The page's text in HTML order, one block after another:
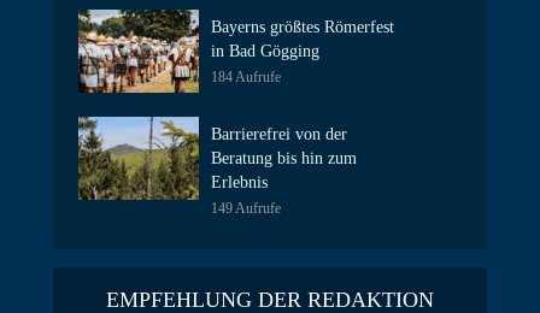
Bayerns größtes Römerfest
in Bad Gögging
184 Aufrufe
Barrierefrei von der
Beratung bis hin zum
Erlebnis
149 Aufrufe
EMPFEHLUNG DER REDAKTION